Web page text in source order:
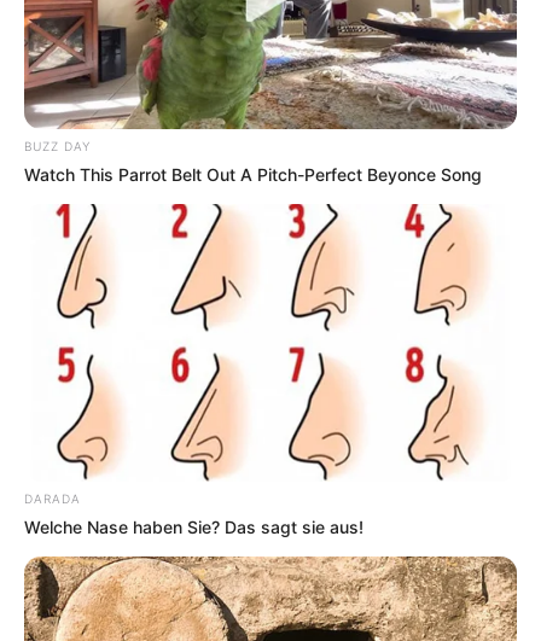
BUZZ DAY
Watch This Parrot Belt Out A Pitch-Perfect Beyonce Song
DARADA
Welche Nase haben Sie? Das sagt sie aus!